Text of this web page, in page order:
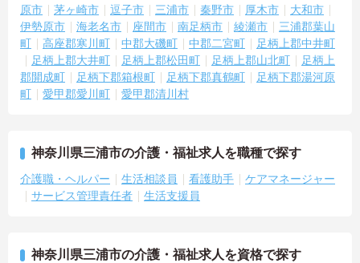
原市
茅ヶ崎市 逗子市 三浦市 秦野市 厚木市
大和市
伊勢原市
海老名市 座間市 南足柄市 綾瀬市
三浦郡葉山
町
高座郡寒川町 中郡大磯町 中郡二宮町
足柄上郡中井町
足柄上郡大井町
足柄上郡松田町 足柄上郡山北町
足柄上
郡開成町
足柄下郡箱根町 足柄下郡真鶴町
足柄下郡湯河原
町
愛甲郡愛川町 愛甲郡清川村
神奈川県三浦市の介護・福祉求人を職種で探す
介護職・ヘルパー 生活相談員 看護助手
ケアマネージャー
サービス管理責任者
生活支援員
神奈川県三浦市の介護・福祉求人を資格で探す